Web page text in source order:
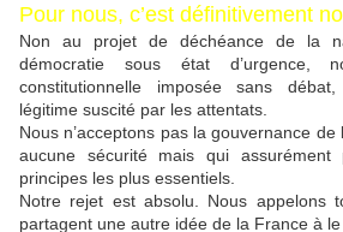
Pour nous, c’est définitivement
Non au projet de déchéance de la
démocratie sous état d’urgence,
constitutionnelle imposée sans
légitime suscité par les attentats.
Nous n’acceptons pas la gouvernance de
aucune sécurité mais qui
principes les plus essentiels.
Notre rejet est absolu. Nous appelons
partagent une autre idée de la France à le